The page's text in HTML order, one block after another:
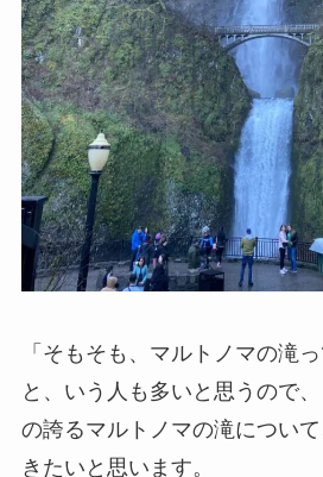
「そもそも、マルトノマの滝
と、いう人も多いと思うので
の誇るマルトノマの滝につい
きたいと思います。